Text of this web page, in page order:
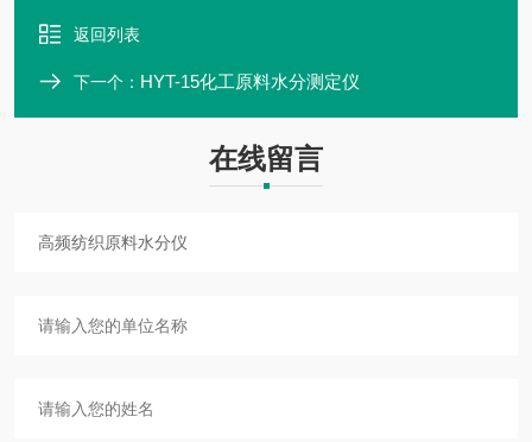
返回列表
下一个： HYT-15化工原料水分测定仪
在线留言